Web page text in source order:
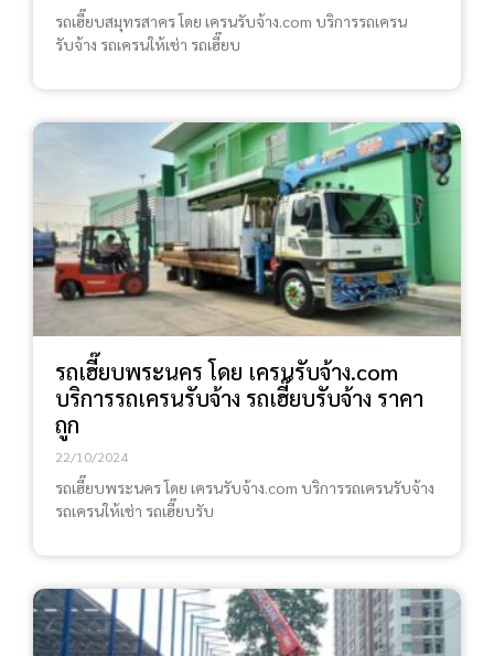
รถเฮี๊ยบสมุทรสาคร โดย เครนรับจ้าง.com บริการรถเครน
รับจ้าง รถเครนให้เช่า รถเฮี๊ยบ
รถเฮี๊ยบพระนคร โดย เครนรับจ้าง.com
บริการรถเครนรับจ้าง รถเฮี๊ยบรับจ้าง ราคา
ถูก
22/10/2024
รถเฮี๊ยบพระนคร โดย เครนรับจ้าง.com บริการรถเครนรับจ้าง
รถเครนให้เช่า รถเฮี๊ยบรับ